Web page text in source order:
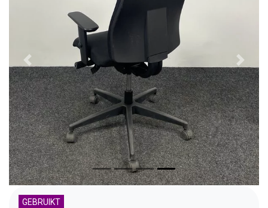
Vorige
GEBRUIKT